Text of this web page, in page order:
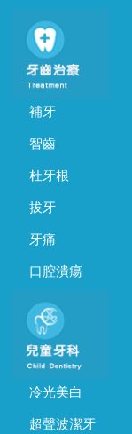
補牙
智齒
杜牙根
拔牙
牙痛
口腔潰瘍
冷光美白
超聲波潔牙